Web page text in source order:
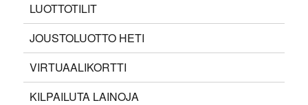
LUOTTOTILIT
JOUSTOLUOTTO HETI
VIRTUAALIKORTTI
KILPAILUTA LAINOJA